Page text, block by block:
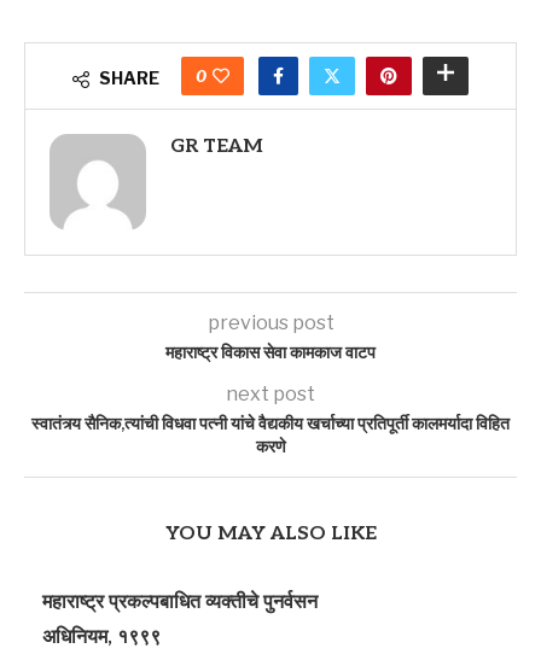
SHARE 0
GR TEAM
previous post
महाराष्ट्र विकास सेवा कामकाज वाटप
next post
स्वातंत्र्य सैनिक,त्यांची विधवा पत्नी यांचे वैद्यकीय खर्चाच्या प्रतिपूर्ती कालमर्यादा विहित
करणे
YOU MAY ALSO LIKE
महाराष्ट्र प्रकल्पबाधित व्यक्तीचे पुनर्वसन
अधिनियम, १९९९